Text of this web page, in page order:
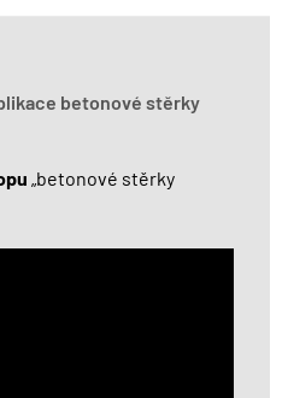
betonové stěrky
„betonové stěrky